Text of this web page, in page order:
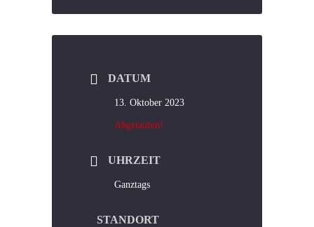
DATUM
13. Oktober 2023
Abgelaufen!
UHRZEIT
Ganztags
STANDORT